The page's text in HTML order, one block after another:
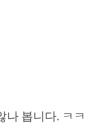
나 봅니다. ㅋㅋ